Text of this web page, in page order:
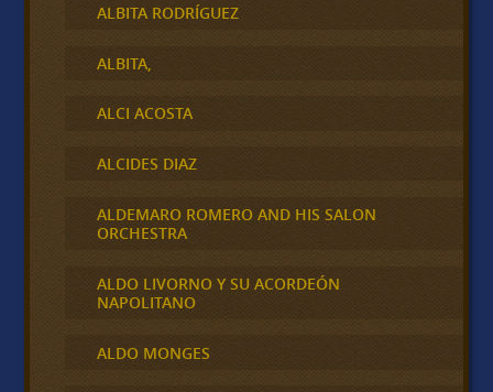
ALBITA RODRÍGUEZ
ALBITA,
ALCI ACOSTA
ALCIDES DIAZ
ALDEMARO ROMERO AND HIS SALON
ORCHESTRA
ALDO LIVORNO Y SU ACORDEÓN
NAPOLITANO
ALDO MONGES